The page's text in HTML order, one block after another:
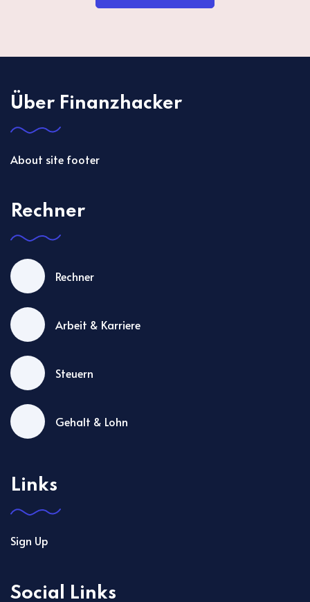
Über Finanzhacker
About site footer
Rechner
Rechner
Arbeit & Karriere
Steuern
Gehalt & Lohn
Links
Sign Up
Social Links